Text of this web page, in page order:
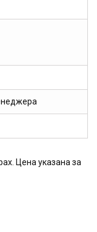
Цена указана за